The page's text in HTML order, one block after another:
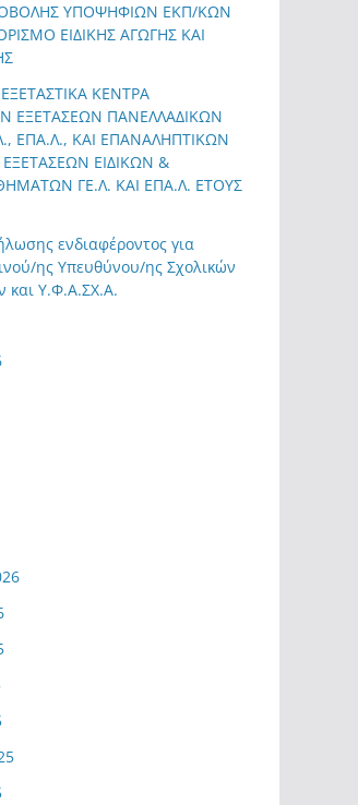
ΥΠΟΨΗΦΙΩΝ ΕΚΠ/ΚΩΝ
ΕΙΔΙΚΗΣ ΑΓΩΓΗΣ ΚΑΙ
ΚΕΝΤΡΑ
ΕΞΕΤΑΣΕΩΝ ΠΑΝΕΛΛΑΔΙΚΩΝ
ΕΠΑ.Λ., ΚΑΙ ΕΠΑΝΑΛΗΠΤΙΚΩΝ
ΕΙΔΙΚΩΝ &
ΓΕ.Λ. ΚΑΙ ΕΠΑ.Λ. ΕΤΟΥΣ
ενδιαφέροντος για
ης Υπευθύνου/ης Σχολικών
και Υ.Φ.Α.ΣΧ.Α.